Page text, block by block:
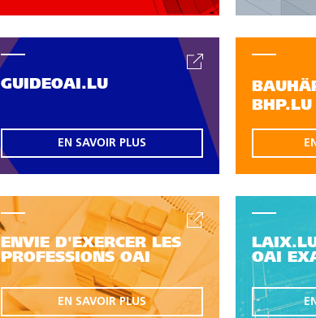
GUIDEOAI.LU
EN SAVOIR PLUS
BHP.LU
ENVIE D'EXERCER LES
PROFESSIONS OAI
EN SAVOIR PLUS
OAI